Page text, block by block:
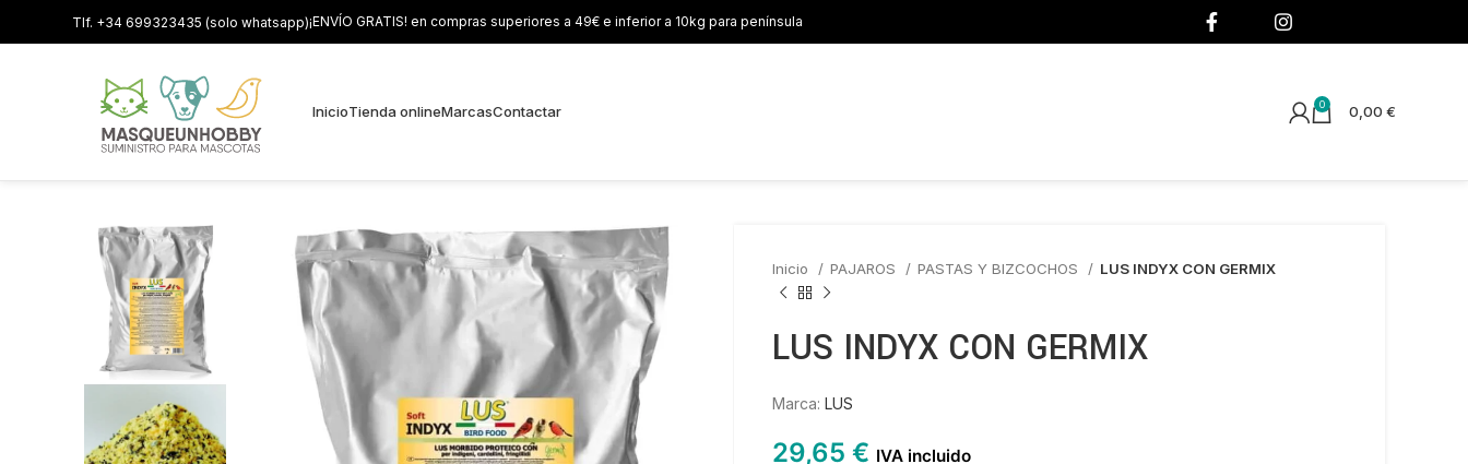
Tlf. +34 699323435 (solo whatsapp)¡ENVÍO GRATIS! en compras superiores a 49€ e inferior a 10kg para península
InicioTienda onlineMarcasContactar 0 0,00 €
Inicio PAJAROS PASTAS Y BIZCOCHOS LUS INDYX CON GERMIX
LUS INDYX CON GERMIX
Marca: LUS
29,65 € IVA incluido